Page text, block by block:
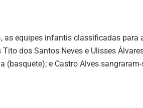
as equipes infantis classificadas
dos Santos Neves e Ulisses
(basquete); e Castro Alves